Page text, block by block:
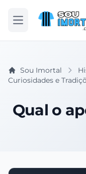
Abrir menu
Sou Imortal
Curiosidades e
Qual o